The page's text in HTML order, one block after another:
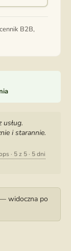
B2B,
i starannie.
· 5 z 5 · 5 dni
widoczna po